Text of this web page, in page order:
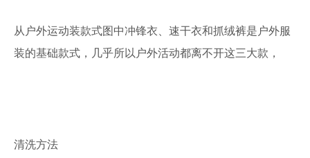
从户外运动装款式图中冲锋衣、速干衣和抓绒裤是户外服
装的基础款式，几乎所以户外活动都离不开这三大款，
清洗方法